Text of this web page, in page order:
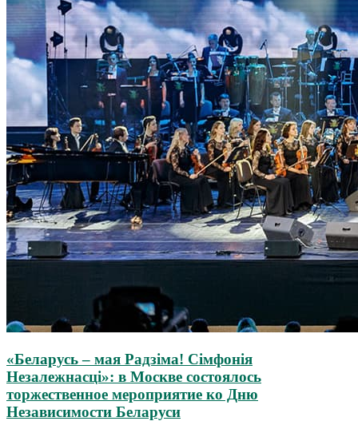
«Беларусь – мая Радзiма! Сімфонія
Незалежнасці»: в Москве состоялось
торжественное мероприятие ко Дню
Независимости Беларуси